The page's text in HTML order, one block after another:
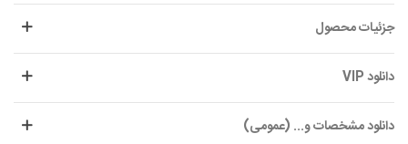
جزئیات محصول
دانلود VIP
دانلود مشخصات و... (عمومی)